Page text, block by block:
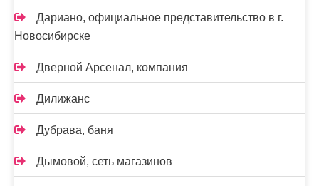
Дариано, официальное представительство в г.
Новосибирске
Дверной Арсенал, компания
Дилижанс
Дубрава, баня
Дымовой, сеть магазинов